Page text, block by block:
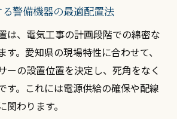
警備機器の最適配置法
は、電気工事の計画段階での綿密な
す。愛知県の現場特性に合わせて、
ーの設置位置を決定し、死角をなく
す。これには電源供給の確保や配線
わります。